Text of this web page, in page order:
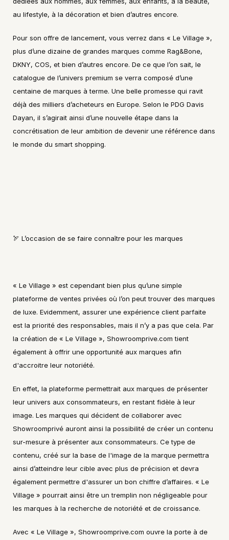
au lifestyle, à la décoration et bien d’autres encore.
Pour son offre de lancement, vous verrez dans « Le Village »,
plus d’une dizaine de grandes marques comme Rag&Bone,
DKNY, COS, et bien d’autres encore. De ce que l’on sait, le
catalogue de l’univers premium se verra composé d’une
centaine de marques à terme. Une belle promesse qui ravit
déjà des milliers d’acheteurs en Europe. Selon le PDG Davis
Dayan, il s’agirait ainsi d’une nouvelle étape dans la
concrétisation de leur ambition de devenir une référence dans
le monde du smart shopping.
🏹 L’occasion de se faire connaître pour les marques
« Le Village » est cependant bien plus qu’une simple
plateforme de ventes privées où l’on peut trouver des marques
de luxe. Evidemment, assurer une expérience client parfaite
est la priorité des responsables, mais il n’y a pas que cela. Par
la création de « Le Village », Showroomprive.com tient
également à offrir une opportunité aux marques afin
d'accroitre leur notoriété.
En effet, la plateforme permettrait aux marques de présenter
leur univers aux consommateurs, en restant fidèle à leur
image. Les marques qui décident de collaborer avec
Showroomprivé auront ainsi la possibilité de créer un contenu
sur-mesure à présenter aux consommateurs. Ce type de
contenu, créé sur la base de l'image de la marque permettra
ainsi d’atteindre leur cible avec plus de précision et devra
également permettre d'assurer un bon chiffre d’affaires. « Le
Village » pourrait ainsi être un tremplin non négligeable pour
les marques à la recherche de notoriété et de croissance.
Avec « Le Village », Showroomprive.com ouvre la porte à de